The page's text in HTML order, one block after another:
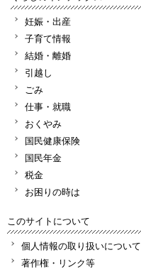
妊娠・出産
子育て情報
結婚・離婚
引越し
ごみ
仕事・就職
おくやみ
国民健康保険
国民年金
税金
お困りの時は
このサイトについて
個人情報の取り扱いについて
著作権・リンク等